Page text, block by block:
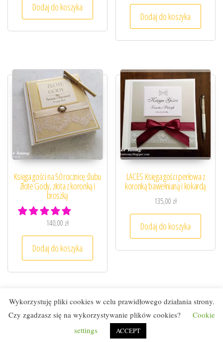
Dodaj do koszyka
Dodaj do koszyka
Księga gości na 50 rocznicę ślubu
Złote Gody, złota z koronką i
broszką
140,00 zł
Dodaj do koszyka
LACES Księga gości perłowa z
koronką bawełnianą i kokardą
135,00 zł
Dodaj do koszyka
Dumnie wspierane przezWordPress|Motyw:
Wykorzystuję pliki cookies w celu prawidłowego działania strony.
Czy zgadzasz się na wykorzystywanie plików cookies?
Cookie
settings
ACCEPT